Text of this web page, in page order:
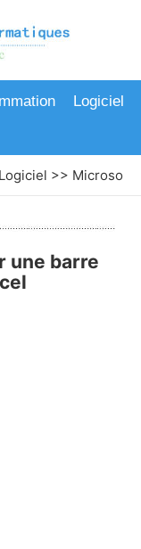
Logiciel
Logiciel >> Microsoft
une barre